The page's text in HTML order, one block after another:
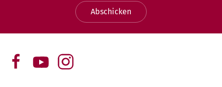
Abschicken